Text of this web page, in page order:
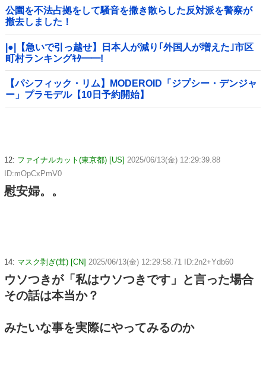
公園を不法占拠をして騒音を撒き散らした反対派を警察が
撤去しました！
|●|【急いで引っ越せ】日本人が減り｢外国人が増えた｣市区
町村ランキングｷﾀ━━!
【パシフィック・リム】MODEROID「ジプシー・デンジャ
ー」プラモデル【10日予約開始】
12: ファイナルカット(東京都) [US] 2025/06/13(金) 12:29:39.88
ID:mOpCxPmV0
慰安婦。。
14: マスク剥ぎ(茸) [CN] 2025/06/13(金) 12:29:58.71 ID:2n2+Ydb60
ウソつきが「私はウソつきです」と言った場合
その話は本当か？
みたいな事を実際にやってみるのか